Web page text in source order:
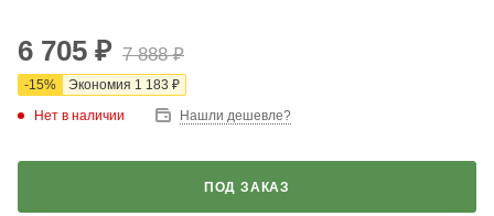
6 705 ₽ 7 888₽
-15% Экономия 1 183 ₽
Нет в наличии
Нашли дешевле?
ПОД ЗАКАЗ